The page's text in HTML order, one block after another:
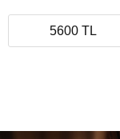
5600 TL